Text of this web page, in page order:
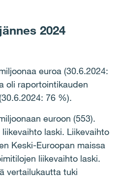
2024
euroa (30.6.2024:
oli raportointikauden
76 %).
euroon (553).
laski. Liikevaihto
Keski-Euroopan maissa
liikevaihto laski.
vertailukautta tuki